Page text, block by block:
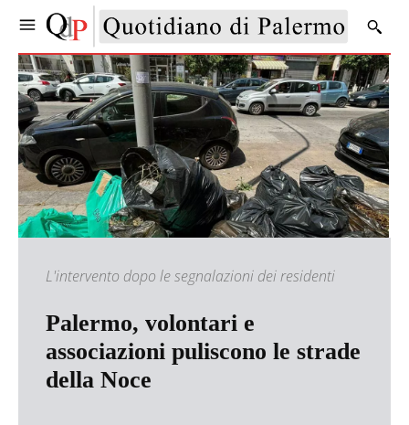
L'intervento dopo le segnalazioni dei residenti
Palermo, volontari e
associazioni puliscono le strade
della Noce